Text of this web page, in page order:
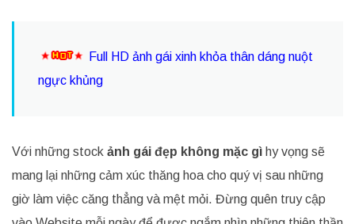
Full HD ảnh gái xinh khỏa thân dáng nuột
ngực khủng
Với những stock ảnh gái đẹp không mặc gì hy vọng sẽ
mang lại những cảm xúc thăng hoa cho quý vị sau những
giờ làm việc căng thẳng và mệt mỏi. Đừng quên truy cập